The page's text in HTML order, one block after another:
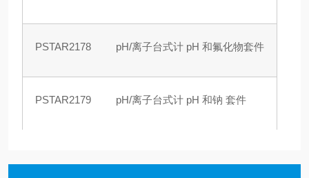
PSTAR2178 pH/离子台式计 pH 和氟化物套件
PSTAR2179 pH/离子台式计 pH 和钠 套件